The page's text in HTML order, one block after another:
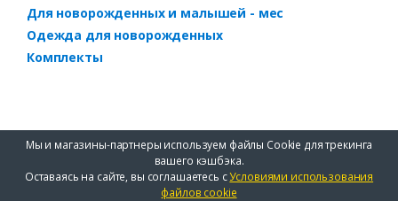
Для новорожденных и малышей - мес
Одежда для новорожденных
Комплекты
Мы и магазины-партнеры используем файлы Cookie для трекинга
вашего кэшбэка.
Оставаясь на сайте, вы соглашаетесь сУсловиями использования
файлов cookie